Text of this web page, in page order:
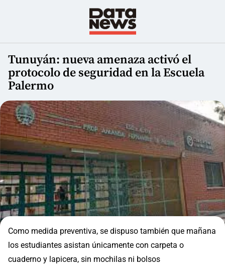
Tunuyán: nueva amenaza activó el
protocolo de seguridad en la Escuela
Palermo
Como medida preventiva, se dispuso también que mañana
los estudiantes asistan únicamente con carpeta o
cuaderno y lapicera, sin mochilas ni bolsos